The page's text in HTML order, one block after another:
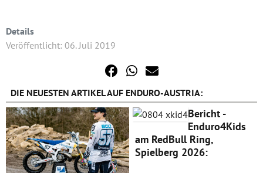
Details
Veröffentlicht: 06. Juli 2019
DIE NEUESTEN ARTIKEL AUF ENDURO-AUSTRIA:
Bericht -
Enduro4Kids
am RedBull Ring,
Spielberg 2026: